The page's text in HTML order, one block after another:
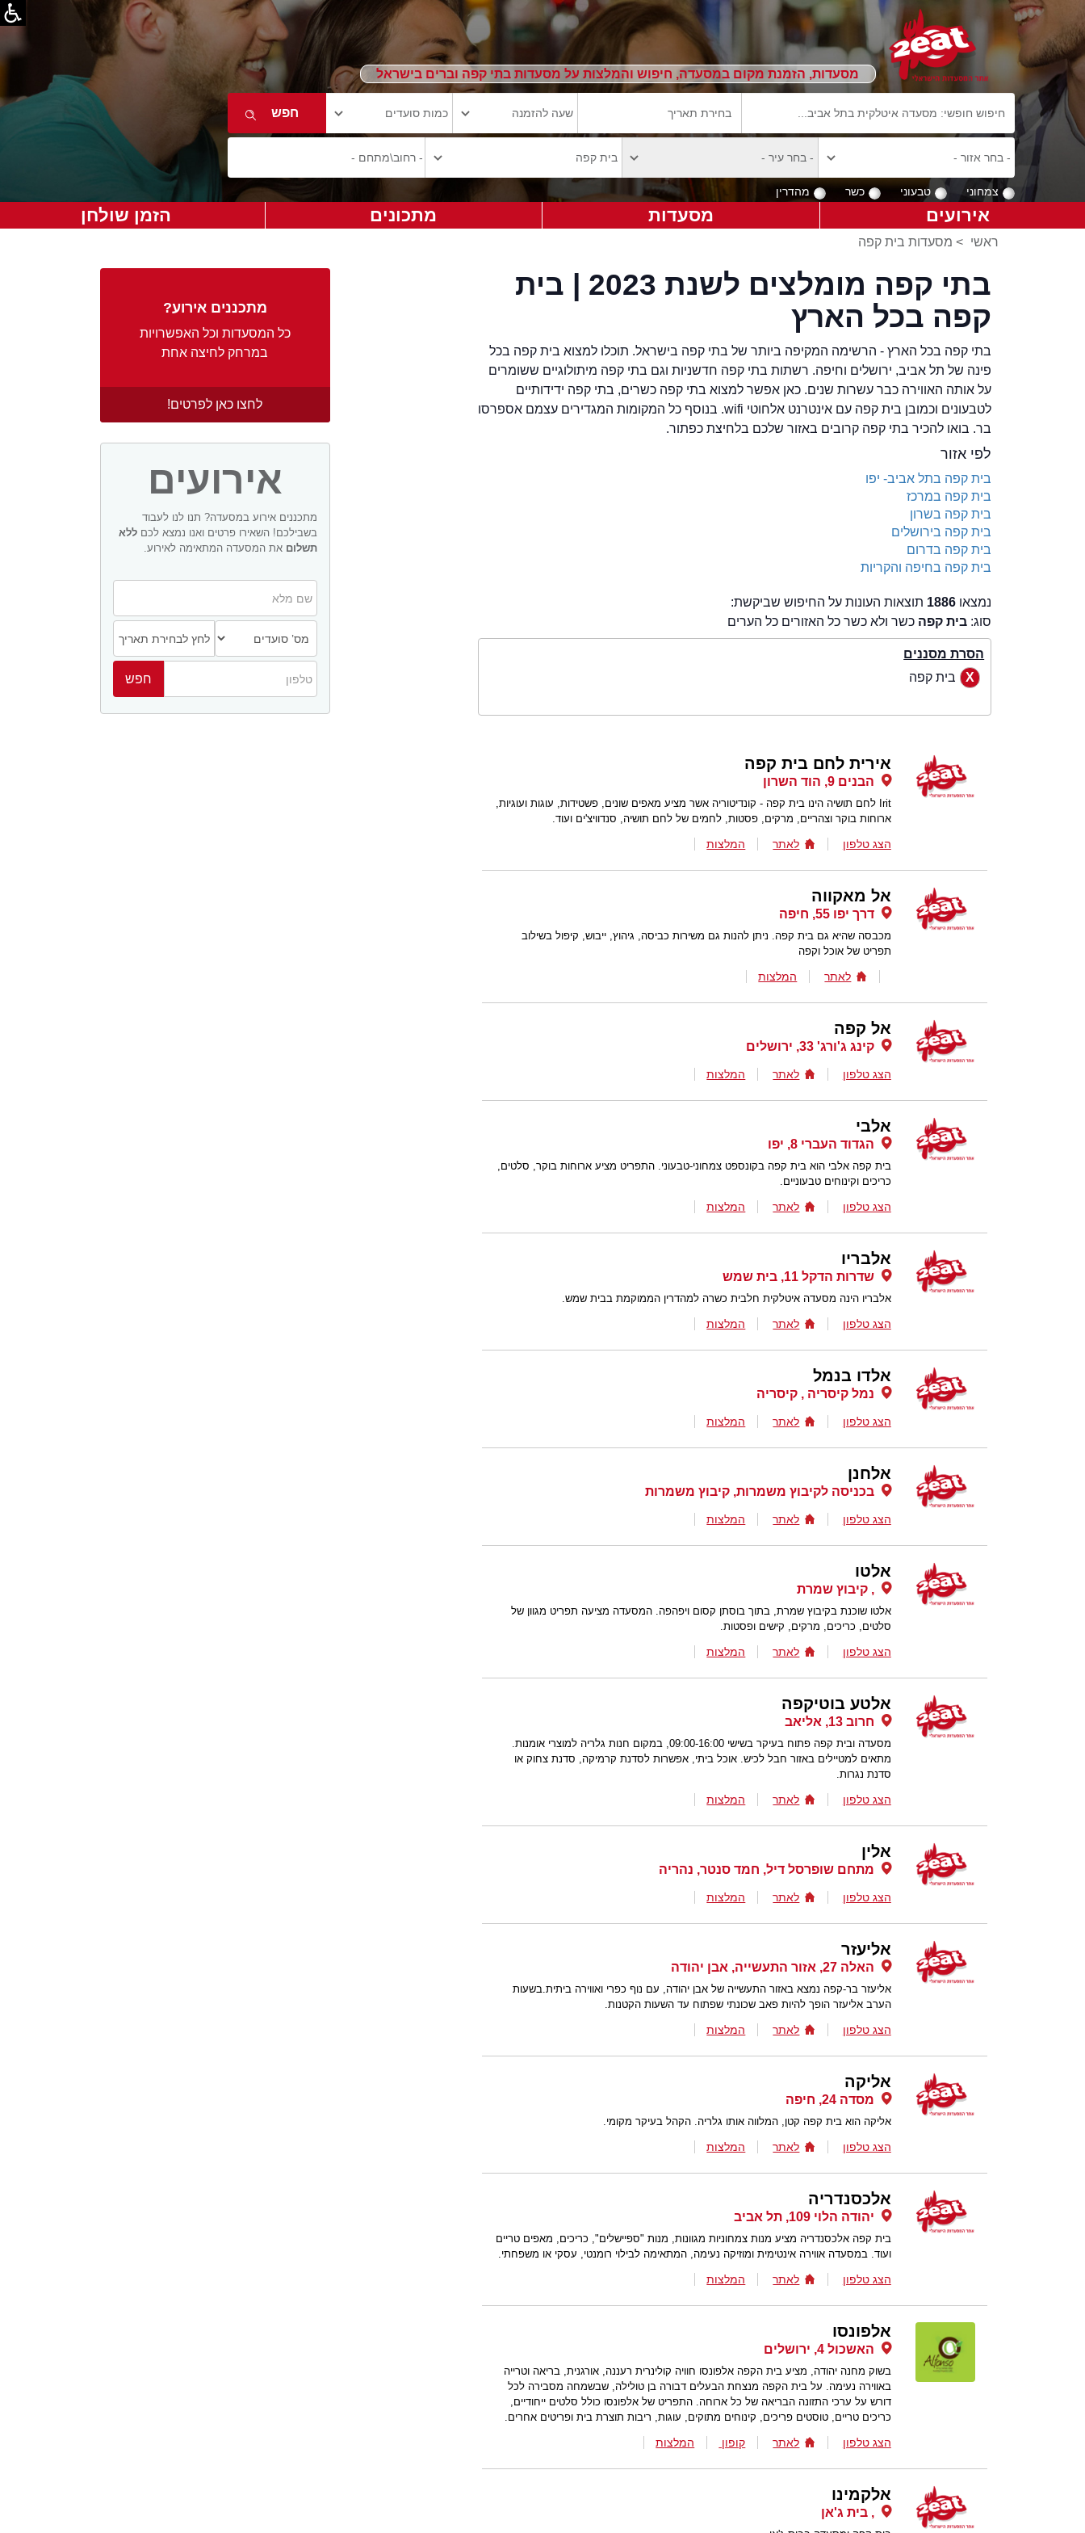
מסעדות, הזמנת מקום במסעדה, חיפוש והמלצות על מסעדות בתי קפה וברים בישראל
צמחוני טבעוני כשר מהדרין
אירועים מסעדות מתכונים הזמן שולחן
ראשי > מסעדות בית קפה
מתכננים אירוע?
כל המסעדות וכל האפשרויות
במרחק לחיצה אחת
לחצו כאן לפרטים!
אירועים
מתכננים אירוע במסעדה? תנו לנו לעבוד
בשבילכם! השאירו פרטים ואנו נמצא לכם ללא
תשלום את המסעדה המתאימה לאירוע.
בתי קפה מומלצים לשנת 2023 | בית
קפה בכל הארץ
בתי קפה בכל הארץ - הרשימה המקיפה ביותר של בתי קפה בישראל. תוכלו למצוא בית קפה בכל
פינה של תל אביב, ירושלים וחיפה. רשתות בתי קפה חדשניות וגם בתי קפה מיתולוגיים ששומרים
על אותה האווירה כבר עשרות שנים. כאן אפשר למצוא בתי קפה כשרים, בתי קפה ידידותיים
לטבעונים וכמובן בית קפה עם אינטרנט אלחוטי wifi. בנוסף כל המקומות המגדירים עצמם אספרסו
בר. בואו להכיר בתי קפה קרובים באזור שלכם בלחיצת כפתור.
לפי אזור
בית קפה בתל אביב- יפו
בית קפה במרכז
בית קפה בשרון
בית קפה בירושלים
בית קפה בדרום
בית קפה בחיפה והקריות
נמצאו 1886 תוצאות העונות על החיפוש שביקשת:
סוג: בית קפה כשר ולא כשר כל האזורים כל הערים
הסרת מסננים
בית קפה
אירית לחם בית קפה
הבנים 9, הוד השרון
Irit לחם תושיה הינו בית קפה - קונדיטוריה אשר מציע מאפים שונים, פשטידות, עוגות ועוגיות,
ארוחות בוקר וצהריים, מרקים, פסטות, לחמים של לחם תושיה, סנדוויצ'ים ועוד.
הצג טלפון לאתר המלצות
אל מאקווה
דרך יפו 55, חיפה
מכבסה שהיא גם בית קפה. ניתן להנות גם משירות כביסה, גיהוץ, ייבוש, קיפול בשילוב
תפריט של אוכל וקפה
לאתר המלצות
אל קפה
קינג ג'ורג' 33, ירושלים
הצג טלפון לאתר המלצות
אלבי
הגדוד העברי 8, יפו
בית קפה אלבי הוא בית קפה בקונספט צמחוני-טבעוני. התפריט מציע ארוחות בוקר, סלטים,
כריכים וקינוחים טבעוניים.
הצג טלפון לאתר המלצות
אלבריו
שדרות הדקל 11, בית שמש
אלבריו הינה מסעדה איטלקית חלבית כשרה למהדרין הממוקמת בבית שמש.
הצג טלפון לאתר המלצות
אלדו בנמל
נמל קיסריה , קיסריה
הצג טלפון לאתר המלצות
אלחנן
בכניסה לקיבוץ משמרות, קיבוץ משמרות
הצג טלפון לאתר המלצות
אלטו
, קיבוץ שמרת
אלטו שוכנת בקיבוץ שמרת, בתוך בוסתן קסום ויפהפה. המסעדה מציעה תפריט מגוון של
סלטים, כריכים, מרקים, קישים ופסטות.
הצג טלפון לאתר המלצות
אלטע בוטיקפה
חרוב 13, אליאב
מסעדה ובית קפה פתוח בעיקר בשישי 09:00-16:00, במקום חנות גלריה למוצרי אומנות.
מתאים למטיילים באזור חבל לכיש. אוכל ביתי, אפשרות לסדנת קרמיקה, סדנת צחוק או
סדנת נגרות.
הצג טלפון לאתר המלצות
אלין
מתחם שופרסל דיל, חמד סנטר, נהריה
הצג טלפון לאתר המלצות
אליעזר
האלה 27, אזור התעשייה, אבן יהודה
אליעזר בר-קפה נמצא באזור התעשייה של אבן יהודה, עם נוף כפרי ואווירה ביתית.בשעות
הערב אליעזר הופך להיות פאב שכונתי שפתוח עד השעות הקטנות.
הצג טלפון לאתר המלצות
אליקה
מסדה 24, חיפה
אליקה הוא בית קפה קטן, המלווה אותו גלריה. הקהל בעיקר מקומי.
הצג טלפון לאתר המלצות
אלכסנדריה
יהודה הלוי 109, תל אביב
בית קפה אלכסנדריה מציע מנות צמחוניות מגוונות, מנות "ספיישלים", כריכים, מאפים טריים
ועוד. במסעדה אווירה אינטימית ומוזיקה נעימה, המתאימה לבילוי רומנטי, עסקי או משפחתי.
הצג טלפון לאתר המלצות
אלפונסו
האשכול 4, ירושלים
בשוק מחנה יהודה, מציע בית הקפה אלפונסו חוויה קולינרית רעננה, אורגנית, בריאה וטרייה
באווירה נעימה. על בית הקפה מנצחת הבעלים דבורה בן טולילה, שבשמחה מסבירה לכל
דורש על ערכי התזונה הבריאה של כל ארוחה. התפריט של אלפונסו כולל סלטים ייחודיים,
כריכים טריים, טוסטים פריכים, קינוחים מתוקים, עוגות, ריבות תוצרת בית ופריטים אחרים.
הצג טלפון לאתר קופון המלצות
אלקמינו
, בית ג'אן